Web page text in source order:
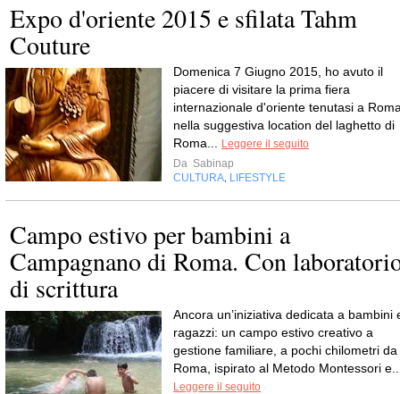
Expo d'oriente 2015 e sfilata Tahm
Couture
Domenica 7 Giugno 2015, ho avuto il
piacere di visitare la prima fiera
internazionale d'oriente tenutasi a
nella suggestiva location del laghetto di
Roma...
Leggere il seguito
Da Sabinap
CULTURA LIFESTYLE
Campo estivo per bambini a
Campagnano di Roma. Con
di scrittura
Ancora un’iniziativa dedicata a bambini
ragazzi: un campo estivo creativo a
gestione familiare, a pochi chilometri da
Roma, ispirato al Metodo Montessori
Leggere il seguito